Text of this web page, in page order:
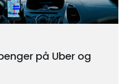
på Uber og